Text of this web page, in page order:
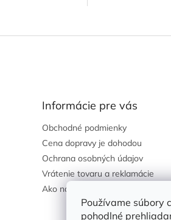
Používame súbory
pohodlné
Informácie pre vás
Obchodné podmienky
Cena dopravy je dohodou
Ochrana osobných údajov
Vrátenie tovaru a reklamácie
Ako nakupovať